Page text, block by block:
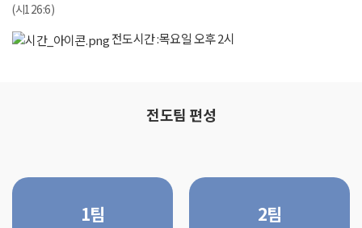
(시126:6)
전도시간 :목요일 오후 2시
전도팀 편성
1팀 2팀